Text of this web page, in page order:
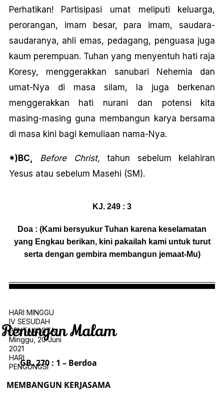
Perhatikan! Partisipasi umat meliputi keluarga,
perorangan, imam besar, para imam, saudara-
saudaranya, ahli emas, pedagang, penguasa juga
kaum perempuan. Tuhan yang menyentuh hati raja
Koresy, menggerakkan sanubari Nehemia dan
umat-Nya di masa silam, Ia juga berkenan
menggerakkan hati nurani dan potensi kita
masing-masing guna membangun karya bersama
di masa kini bagi kemuliaan nama-Nya.
*)BC, Before Christ, tahun sebelum kelahiran
Yesus atau sebelum Masehi (SM).
KJ. 249 : 3
Doa : (Kami bersyukur Tuhan karena keselamatan
yang Engkau berikan, kini pakailah kami untuk turut
serta dengan gembira membangun jemaat-Mu)
HARI MINGGU
IV SESUDAH
PENTAKOSTA
Minggu, 20 Juni
2021
HARI
PENGUNGSI
Renungan Malam
GB. 270 : 1 – Berdoa
MEMBANGUN KERJASAMA